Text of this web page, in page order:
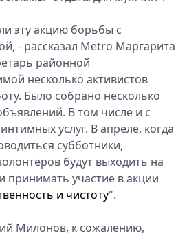
эту акцию борьбы с
- рассказал Metro Маргарита
районной
несколько активистов
Было собрано несколько
В том числе и с
услуг. В апреле, когда
субботники,
будут выходить на
принимать участие в акции
и чистоту".
Милонов, к сожалению,